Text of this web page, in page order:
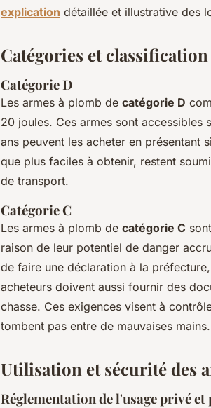
explication détaillée et illustrative des
Catégories et
Catégorie D
Les armes à plomb de catégorie D
20 joules. Ces armes sont accessibles
ans peuvent les acheter en présentant
que plus faciles à obtenir, restent
de transport.
Catégorie C
Les armes à plomb de catégorie C
raison de leur potentiel de danger
de faire une déclaration à la
acheteurs doivent aussi fournir des
chasse. Ces exigences visent à
tombent pas entre de mauvaises mains.
Utilisation et sécurité des
Réglementation de l'usage privé